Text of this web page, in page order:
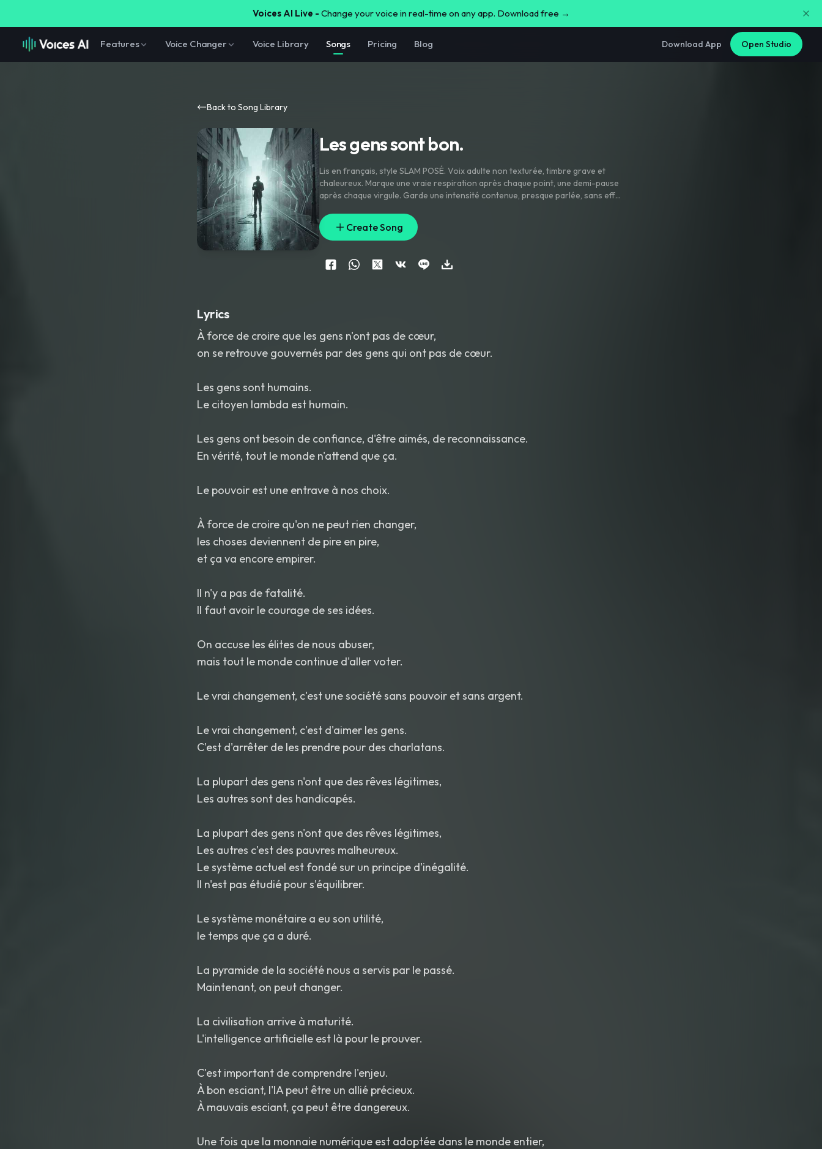
Voices AI Live - Change your voice in real-time on any app. Download free →
Features Voice Changer Voice Library Songs Pricing Blog Download App Open Studio
Back to Song Library
Les gens sont bon.
Lis en français, style SLAM POSÉ. Voix adulte non texturée, timbre grave et
chaleureux. Marque une vraie respiration après chaque point, une demi-pause
après chaque virgule. Garde une intensité contenue, presque parlée, sans effet
Create Song
Lyrics
À force de croire que les gens n'ont pas de cœur,
on se retrouve gouvernés par des gens qui ont pas de cœur.
Les gens sont humains.
Le citoyen lambda est humain.
Les gens ont besoin de confiance, d'être aimés, de reconnaissance.
En vérité, tout le monde n'attend que ça.
Le pouvoir est une entrave à nos choix.
À force de croire qu'on ne peut rien changer,
les choses deviennent de pire en pire,
et ça va encore empirer.
Il n'y a pas de fatalité.
Il faut avoir le courage de ses idées.
On accuse les élites de nous abuser,
mais tout le monde continue d'aller voter.
Le vrai changement, c'est une société sans pouvoir et sans argent.
Le vrai changement, c'est d'aimer les gens.
C'est d'arrêter de les prendre pour des charlatans.
La plupart des gens n'ont que des rêves légitimes,
Les autres sont des handicapés.
La plupart des gens n'ont que des rêves légitimes,
Les autres c'est des pauvres malheureux.
Le système actuel est fondé sur un principe d'inégalité.
Il n'est pas étudié pour s'équilibrer.
Le système monétaire a eu son utilité,
le temps que ça a duré.
La pyramide de la société nous a servis par le passé.
Maintenant, on peut changer.
La civilisation arrive à maturité.
L'intelligence artificielle est là pour le prouver.
C'est important de comprendre l'enjeu.
À bon esciant, l'IA peut être un allié précieux.
À mauvais esciant, ça peut être dangereux.
Une fois que la monnaie numérique est adoptée dans le monde entier,